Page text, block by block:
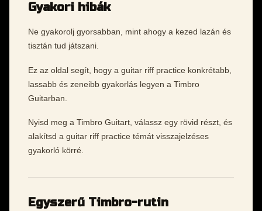
Gyakori hibák
Ne gyakorolj gyorsabban, mint ahogy a kezed lazán és
tisztán tud játszani.
Ez az oldal segít, hogy a guitar riff practice konkrétabb,
lassabb és zeneibb gyakorlás legyen a Timbro
Guitarban.
Nyisd meg a Timbro Guitart, válassz egy rövid részt, és
alakítsd a guitar riff practice témát visszajelzéses
gyakorló körré.
Egyszerű Timbro-rutin